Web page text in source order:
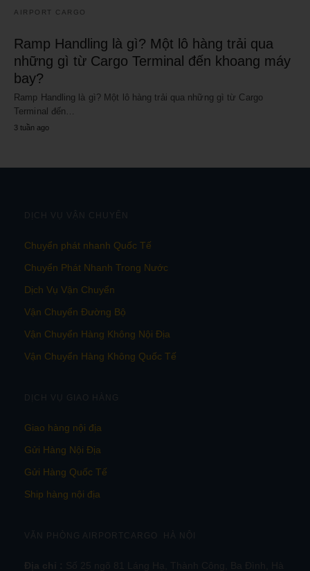
AIRPORT CARGO
Ramp Handling là gì? Một lô hàng trải qua
những gì từ Cargo Terminal đến khoang máy
bay?
Ramp Handling là gì? Một lô hàng trải qua những gì từ Cargo
Terminal đến…
3 tuần ago
DỊCH VỤ VẬN CHUYỂN
Chuyển phát nhanh Quốc Tế
Chuyển Phát Nhanh Trong Nước
Dịch Vụ Vận Chuyển
Vận Chuyển Đường Bộ
Vận Chuyển Hàng Không Nội Địa
Vận Chuyển Hàng Không Quốc Tế
DỊCH VỤ GIAO HÀNG
Giao hàng nội địa
Gửi Hàng Nội Địa
Gửi Hàng Quốc Tế
Ship hàng nội địa
VĂN PHÒNG AIRPORTCARGO HÀ NỘI